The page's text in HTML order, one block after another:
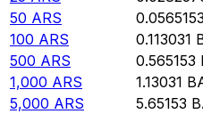
50 ARS 0.0565153
100 ARS 0.113031
500 ARS 0.565153
1,000 ARS 1.13031
5,000 ARS 5.65153